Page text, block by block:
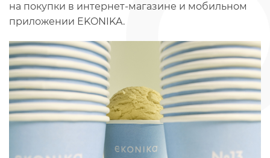
на покупки в интернет-магазине и мобильном
приложении EKONIKA.